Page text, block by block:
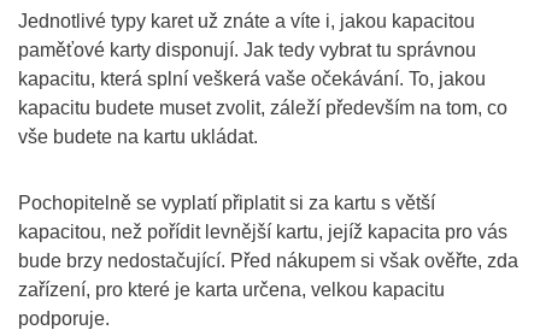
Jednotlivé typy karet už znáte a víte i, jakou kapacitou
paměťové karty disponují. Jak tedy vybrat tu správnou
kapacitu, která splní veškerá vaše očekávání. To, jakou
kapacitu budete muset zvolit, záleží především na tom, co
vše budete na kartu ukládat.
Pochopitelně se vyplatí připlatit si za kartu s větší
kapacitou, než pořídit levnější kartu, jejíž kapacita pro vás
bude brzy nedostačující. Před nákupem si však ověřte, zda
zařízení, pro které je karta určena, velkou kapacitu
podporuje.